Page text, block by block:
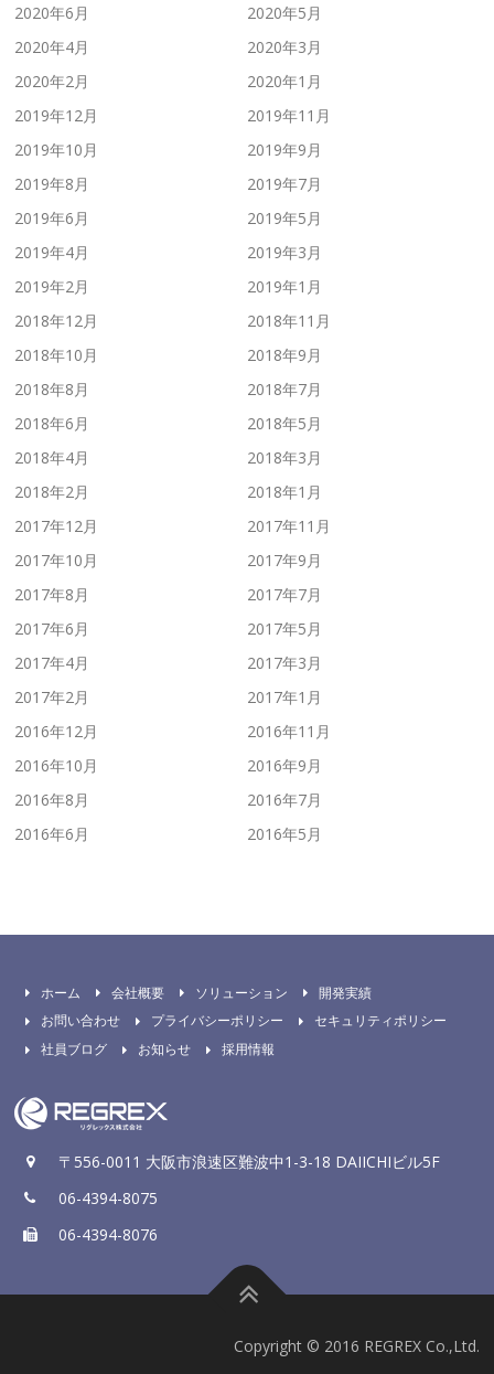
2020年6月
2020年5月
2020年4月
2020年3月
2020年2月
2020年1月
2019年12月
2019年11月
2019年10月
2019年9月
2019年8月
2019年7月
2019年6月
2019年5月
2019年4月
2019年3月
2019年2月
2019年1月
2018年12月
2018年11月
2018年10月
2018年9月
2018年8月
2018年7月
2018年6月
2018年5月
2018年4月
2018年3月
2018年2月
2018年1月
2017年12月
2017年11月
2017年10月
2017年9月
2017年8月
2017年7月
2017年6月
2017年5月
2017年4月
2017年3月
2017年2月
2017年1月
2016年12月
2016年11月
2016年10月
2016年9月
2016年8月
2016年7月
2016年6月
2016年5月
ホーム 会社概要 ソリューション
開発実績
お問い合わせ
プライバシーポリシー
セキュリティポリシー
社員ブログ
お知らせ 採用情報
〒556-0011 大阪市浪速区難波中1-3-18 DAIICHIビル5F
06-4394-8075
06-4394-8076
Copyright © 2016 REGREX Co.,Ltd.